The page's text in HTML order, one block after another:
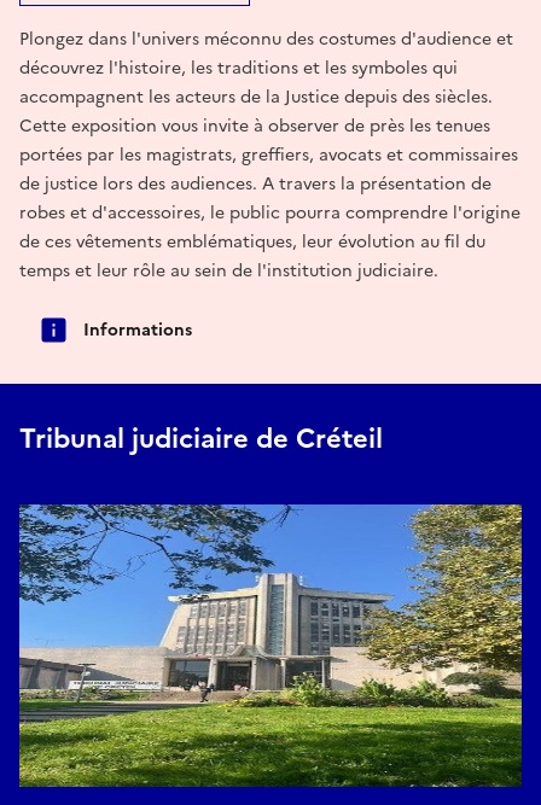
Plongez dans l'univers méconnu des costumes d'audience et
découvrez l'histoire, les traditions et les symboles qui
accompagnent les acteurs de la Justice depuis des siècles.
Cette exposition vous invite à observer de près les tenues
portées par les magistrats, greffiers, avocats et commissaires
de justice lors des audiences. A travers la présentation de
robes et d'accessoires, le public pourra comprendre l'origine
de ces vêtements emblématiques, leur évolution au fil du
temps et leur rôle au sein de l'institution judiciaire.
Informations
Tribunal judiciaire de Créteil